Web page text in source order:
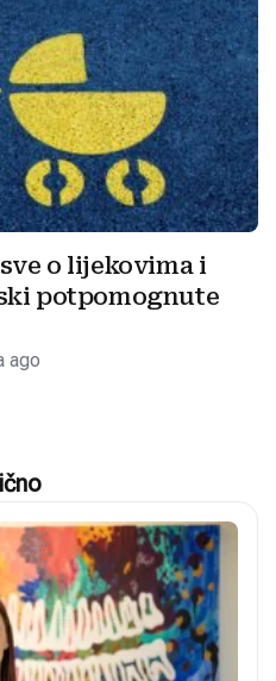
o lijekovima i
potpomognute
ago